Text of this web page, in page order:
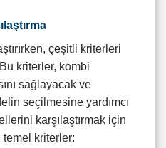
çeşitli kriterleri
kriterler, kombi
sağlayacak ve
seçilmesine yardımcı
karşılaştırmak için
temel kriterler: